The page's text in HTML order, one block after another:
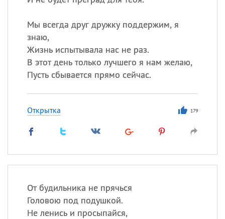
Мы всегда друг дружку поддержим, я
знаю,
Жизнь испытывала нас не раз.
В этот день только лучшего я нам желаю,
Пусть сбывается прямо сейчас.
Открытка 179
От будильника не прячься
Головою под подушкой.
Не ленись и просыпайся,